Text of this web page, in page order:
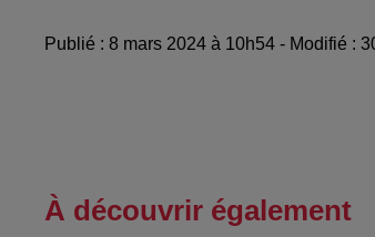
Publié : 8 mars 2024 à 10h54 - Modifié :
À découvrir également